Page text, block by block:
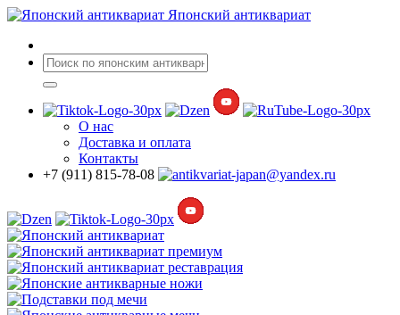
Японский антиквариат
О нас
Доставка и оплата
Контакты
+7 (911) 815-78-08